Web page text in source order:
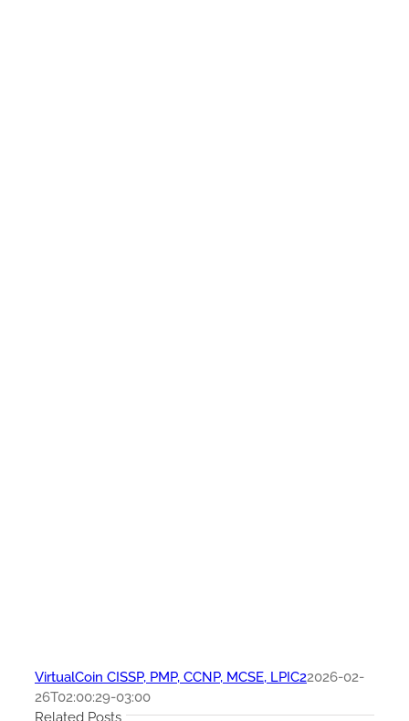
VirtualCoin CISSP, PMP, CCNP, MCSE, LPIC22026-02-
26T02:00:29-03:00
Related Posts